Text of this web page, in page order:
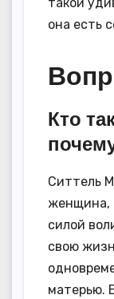
такой
она есть
Кто
Ситтель
женщина,
силой
свою
матерью.